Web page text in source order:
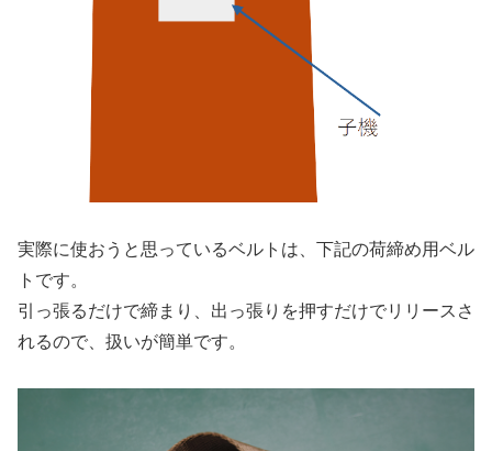
実際に使おうと思っているベルトは、下記の荷締め用ベル
トです。
引っ張るだけで締まり、出っ張りを押すだけでリリースさ
れるので、扱いが簡単です。